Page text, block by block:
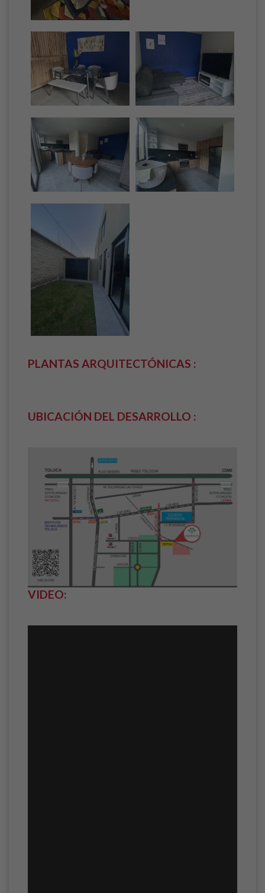
PLANTAS ARQUITECTÓNICAS :
UBICACIÓN DEL DESARROLLO :
VIDEO: